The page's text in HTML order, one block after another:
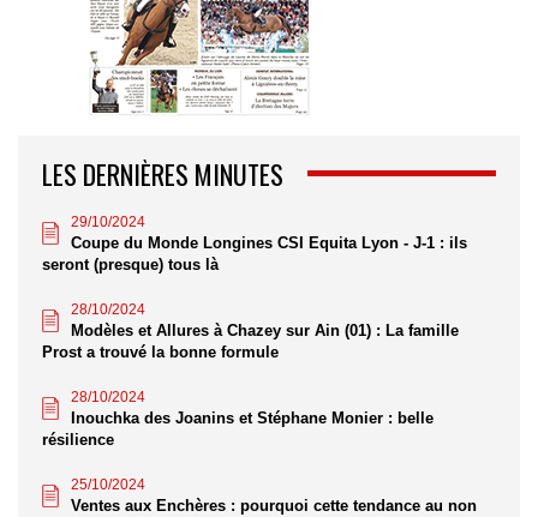
LES DERNIÈRES MINUTES
29/10/2024
Coupe du Monde Longines CSI Equita Lyon - J-1 : ils
seront (presque) tous là
28/10/2024
Modèles et Allures à Chazey sur Ain (01) : La famille
Prost a trouvé la bonne formule
28/10/2024
Inouchka des Joanins et Stéphane Monier : belle
résilience
25/10/2024
Ventes aux Enchères : pourquoi cette tendance au non